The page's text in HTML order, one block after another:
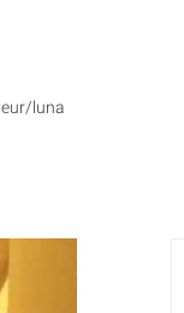
eur/luna